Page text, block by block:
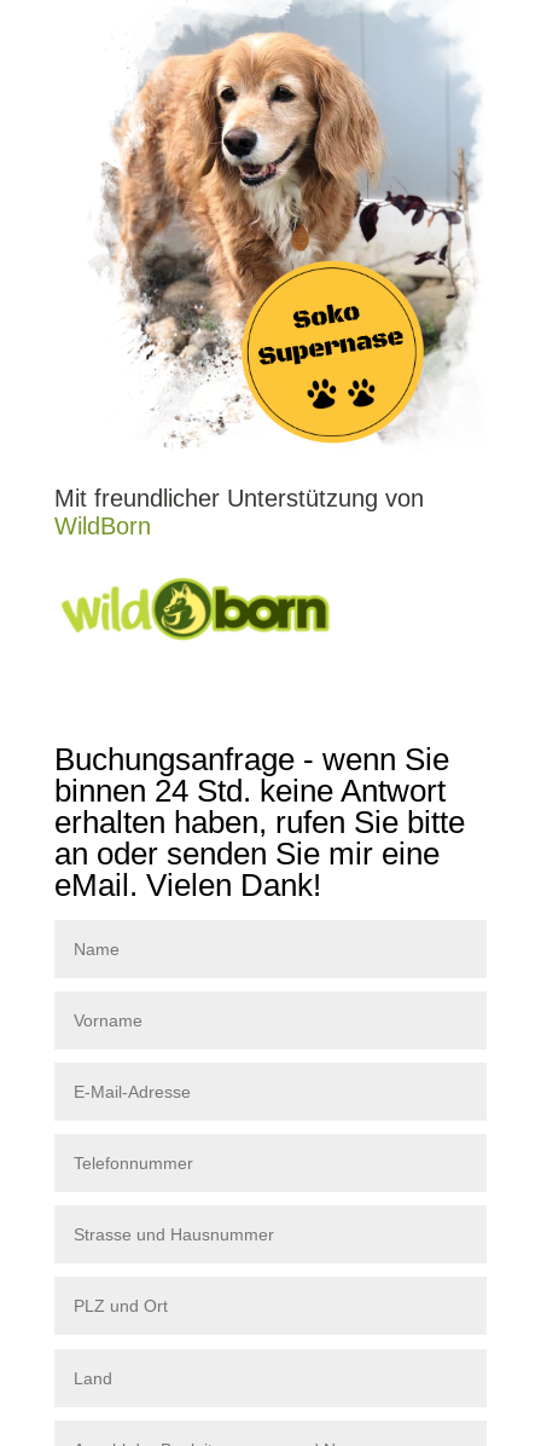
Mit freundlicher Unterstützung von
WildBorn
Buchungsanfrage - wenn Sie
binnen 24 Std. keine Antwort
erhalten haben, rufen Sie bitte
an oder senden Sie mir eine
eMail. Vielen Dank!